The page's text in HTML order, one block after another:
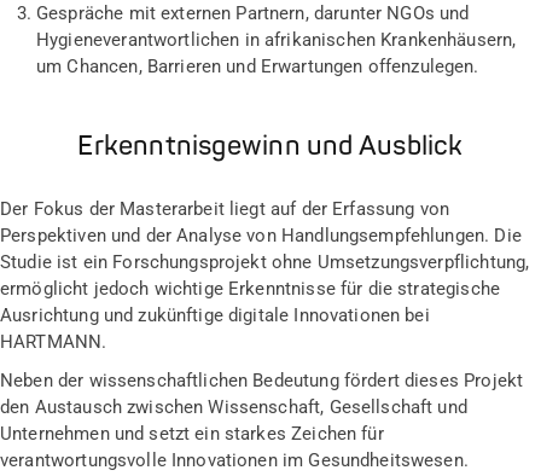
Gespräche mit externen Partnern, darunter NGOs und
Hygieneverantwortlichen in afrikanischen Krankenhäusern,
um Chancen, Barrieren und Erwartungen offenzulegen.
Erkenntnisgewinn und Ausblick
Der Fokus der Masterarbeit liegt auf der Erfassung von
Perspektiven und der Analyse von Handlungsempfehlungen. Die
Studie ist ein Forschungsprojekt ohne Umsetzungsverpflichtung,
ermöglicht jedoch wichtige Erkenntnisse für die strategische
Ausrichtung und zukünftige digitale Innovationen bei
HARTMANN.
Neben der wissenschaftlichen Bedeutung fördert dieses Projekt
den Austausch zwischen Wissenschaft, Gesellschaft und
Unternehmen und setzt ein starkes Zeichen für
verantwortungsvolle Innovationen im Gesundheitswesen.